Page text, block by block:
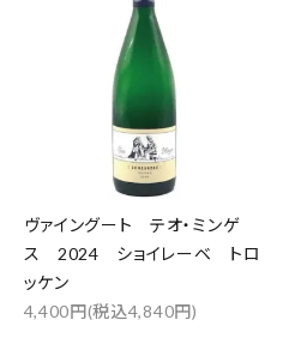
ヴァイングート テオ・ミンゲ
ス 2024 ショイレーベ トロ
ッケン
4,400円(税込4,840円)